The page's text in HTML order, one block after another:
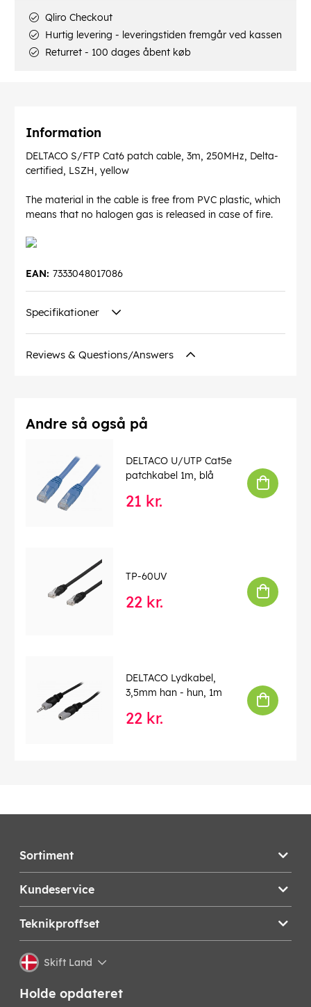
Qliro Checkout
Hurtig levering - leveringstiden fremgår ved kassen
Returret - 100 dages åbent køb
Information
DELTACO S/FTP Cat6 patch cable, 3m, 250MHz, Delta-
certified, LSZH, yellow
The material in the cable is free from PVC plastic, which
means that no halogen gas is released in case of fire.
7333048017086
EAN:
Specifikationer
Reviews & Questions/Answers
Andre så også på
DELTACO U/UTP Cat5e
patchkabel 1m, blå
21 kr.
TP-60UV
22 kr.
DELTACO Lydkabel,
3,5mm han - hun, 1m
22 kr.
Sortiment
Kundeservice
Teknikproffset
Skift Land
Holde opdateret